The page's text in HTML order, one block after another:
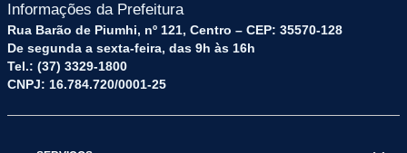
Informações da Prefeitura
Rua Barão de Piumhi, nº 121, Centro – CEP: 35570-128
De segunda a sexta-feira, das 9h às 16h
Tel.: (37) 3329-1800
CNPJ: 16.784.720/0001-25